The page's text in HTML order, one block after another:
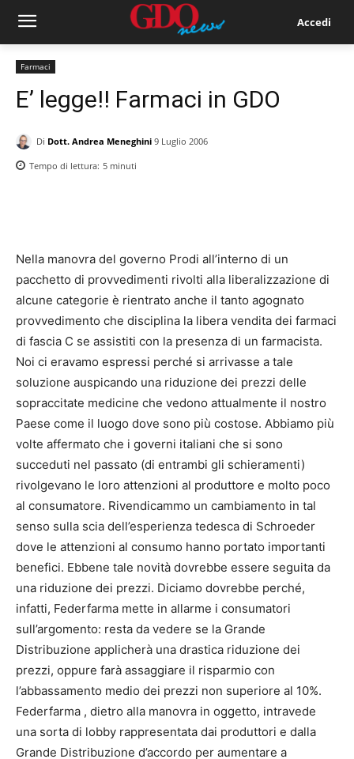
Accedi
Farmaci
E’ legge!! Farmaci in GDO
Di Dott. Andrea Meneghini 9 Luglio 2006
Tempo di lettura: 5 minuti
Nella manovra del governo Prodi all’interno di un
pacchetto di provvedimenti rivolti alla liberalizzazione di
alcune categorie è rientrato anche il tanto agognato
provvedimento che disciplina la libera vendita dei farmaci
di fascia C se assistiti con la presenza di un farmacista.
Noi ci eravamo espressi perché si arrivasse a tale
soluzione auspicando una riduzione dei prezzi delle
sopraccitate medicine che vedono attualmente il nostro
Paese come il luogo dove sono più costose. Abbiamo più
volte affermato che i governi italiani che si sono
succeduti nel passato (di entrambi gli schieramenti)
rivolgevano le loro attenzioni al produttore e molto poco
al consumatore. Rivendicammo un cambiamento in tal
senso sulla scia dell’esperienza tedesca di Schroeder
dove le attenzioni al consumo hanno portato importanti
benefici. Ebbene tale novità dovrebbe essere seguita da
una riduzione dei prezzi. Diciamo dovrebbe perché,
infatti, Federfarma mette in allarme i consumatori
sull’argomento: resta da vedere se la Grande
Distribuzione applicherà una drastica riduzione dei
prezzi, oppure farà assaggiare il risparmio con
l’abbassamento medio dei prezzi non superiore al 10%.
Federfarma , dietro alla manovra in oggetto, intravede
una sorta di lobby rappresentata dai produttori e dalla
Grande Distribuzione d’accordo per aumentare a